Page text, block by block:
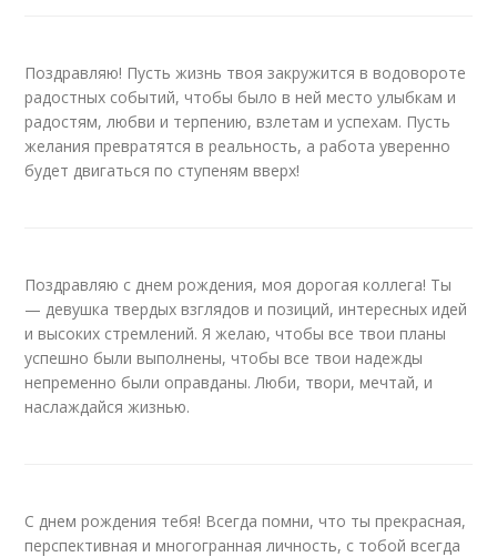
Поздравляю! Пусть жизнь твоя закружится в водовороте
радостных событий, чтобы было в ней место улыбкам и
радостям, любви и терпению, взлетам и успехам. Пусть
желания превратятся в реальность, а работа уверенно
будет двигаться по ступеням вверх!
Поздравляю с днем рождения, моя дорогая коллега! Ты
— девушка твердых взглядов и позиций, интересных идей
и высоких стремлений. Я желаю, чтобы все твои планы
успешно были выполнены, чтобы все твои надежды
непременно были оправданы. Люби, твори, мечтай, и
наслаждайся жизнью.
С днем рождения тебя! Всегда помни, что ты прекрасная,
перспективная и многогранная личность, с тобой всегда